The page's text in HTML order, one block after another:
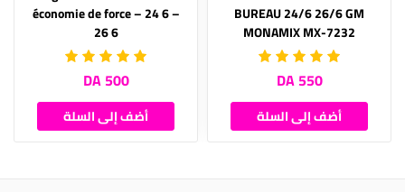
BUREAU 24/6 26/6 GM
MONAMIX MX-7232
550 DA
أضف إلى السلة
économie de force – 24 6 –
26 6
500 DA
أضف إلى السلة